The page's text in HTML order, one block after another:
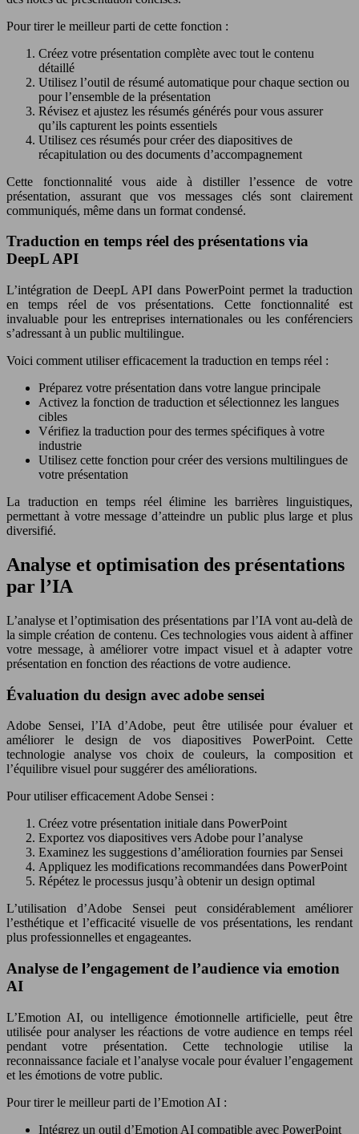
Pour tirer le meilleur parti de cette fonction :
Créez votre présentation complète avec tout le contenu
détaillé
Utilisez l’outil de résumé automatique pour chaque section ou
pour l’ensemble de la présentation
Révisez et ajustez les résumés générés pour vous assurer
qu’ils capturent les points essentiels
Utilisez ces résumés pour créer des diapositives de
récapitulation ou des documents d’accompagnement
Cette fonctionnalité vous aide à distiller l’essence de votre
présentation, assurant que vos messages clés sont clairement
communiqués, même dans un format condensé.
Traduction en temps réel des présentations via
DeepL API
L’intégration de DeepL API dans PowerPoint permet la traduction
en temps réel de vos présentations. Cette fonctionnalité est
invaluable pour les entreprises internationales ou les conférenciers
s’adressant à un public multilingue.
Voici comment utiliser efficacement la traduction en temps réel :
Préparez votre présentation dans votre langue principale
Activez la fonction de traduction et sélectionnez les langues
cibles
Vérifiez la traduction pour des termes spécifiques à votre
industrie
Utilisez cette fonction pour créer des versions multilingues de
votre présentation
La traduction en temps réel élimine les barrières linguistiques,
permettant à votre message d’atteindre un public plus large et plus
diversifié.
Analyse et optimisation des présentations
par l’IA
L’analyse et l’optimisation des présentations par l’IA vont au-delà de
la simple création de contenu. Ces technologies vous aident à affiner
votre message, à améliorer votre impact visuel et à adapter votre
présentation en fonction des réactions de votre audience.
Évaluation du design avec adobe sensei
Adobe Sensei, l’IA d’Adobe, peut être utilisée pour évaluer et
améliorer le design de vos diapositives PowerPoint. Cette
technologie analyse vos choix de couleurs, la composition et
l’équilibre visuel pour suggérer des améliorations.
Pour utiliser efficacement Adobe Sensei :
Créez votre présentation initiale dans PowerPoint
Exportez vos diapositives vers Adobe pour l’analyse
Examinez les suggestions d’amélioration fournies par Sensei
Appliquez les modifications recommandées dans PowerPoint
Répétez le processus jusqu’à obtenir un design optimal
L’utilisation d’Adobe Sensei peut considérablement améliorer
l’esthétique et l’efficacité visuelle de vos présentations, les rendant
plus professionnelles et engageantes.
Analyse de l’engagement de l’audience via emotion
AI
L’Emotion AI, ou intelligence émotionnelle artificielle, peut être
utilisée pour analyser les réactions de votre audience en temps réel
pendant votre présentation. Cette technologie utilise la
reconnaissance faciale et l’analyse vocale pour évaluer l’engagement
et les émotions de votre public.
Pour tirer le meilleur parti de l’Emotion AI :
Intégrez un outil d’Emotion AI compatible avec PowerPoint